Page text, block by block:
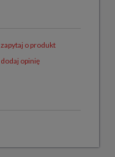
zapytaj o produkt
dodaj opinię